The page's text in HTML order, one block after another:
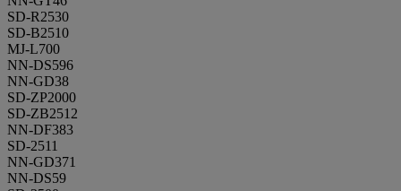
SD-R2530
SD-B2510
MJ-L700
NN-DS596
NN-GD38
SD-ZP2000
SD-ZB2512
NN-DF383
SD-2511
NN-GD371
NN-DS59